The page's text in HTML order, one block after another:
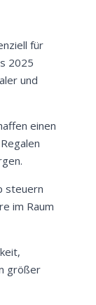
für
2025
und
einen
steuern
im Raum
größer